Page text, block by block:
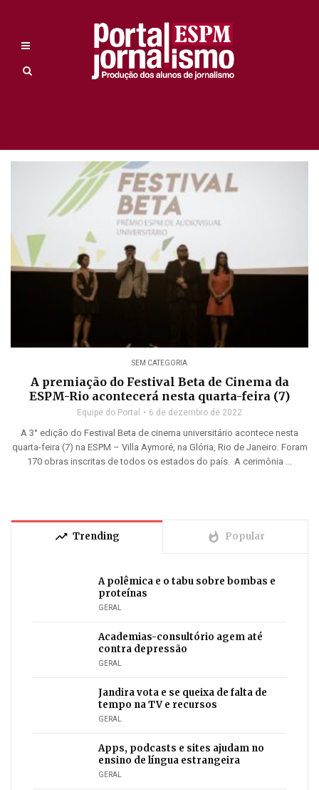
SEM CATEGORIA
A premiação do Festival Beta de Cinema da
ESPM-Rio acontecerá nesta quarta-feira (7)
Equipe do Portal 6 de dezembro de 2022
A 3° edição do Festival Beta de cinema universitário acontece nesta
quarta-feira (7) na ESPM – Villa Aymoré, na Glória, Rio de Janeiro. Foram
170 obras inscritas de todos os estados do país. A cerimônia ...
trending_up Trending whatshot Popular
A polêmica e o tabu sobre bombas e
proteínas
GERAL
Academias-consultório agem até
contra depressão
GERAL
Jandira vota e se queixa de falta de
tempo na TV e recursos
GERAL
Apps, podcasts e sites ajudam no
ensino de língua estrangeira
GERAL